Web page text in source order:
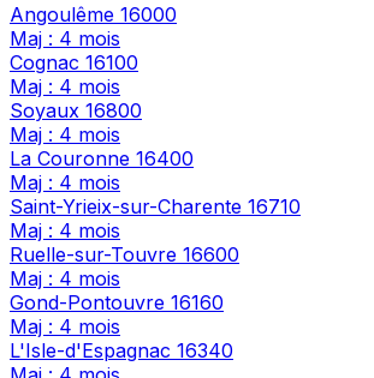
Angoulême 16000
Maj : 4 mois
Cognac 16100
Maj : 4 mois
Soyaux 16800
Maj : 4 mois
La Couronne 16400
Maj : 4 mois
Saint-Yrieix-sur-Charente 16710
Maj : 4 mois
Ruelle-sur-Touvre 16600
Maj : 4 mois
Gond-Pontouvre 16160
Maj : 4 mois
L'Isle-d'Espagnac 16340